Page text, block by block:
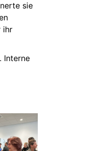
sie
ihr
Interne